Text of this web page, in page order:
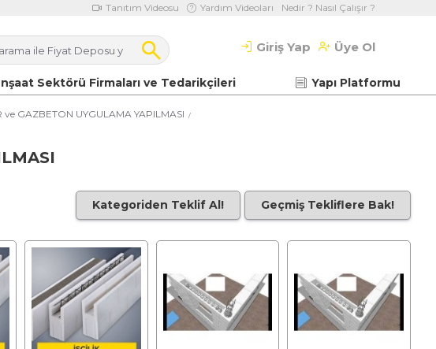
Tanıtım Videosu Yardım Videoları Nedir ? Nasıl Çalışır ?
Giriş Yap Üye Ol
Sektörü Firmaları ve Tedarikçileri Yapı Platformu
ve GAZBETON UYGULAMA YAPILMASI
Kategoriden Teklif Al! Geçmiş Tekliflere Bak!